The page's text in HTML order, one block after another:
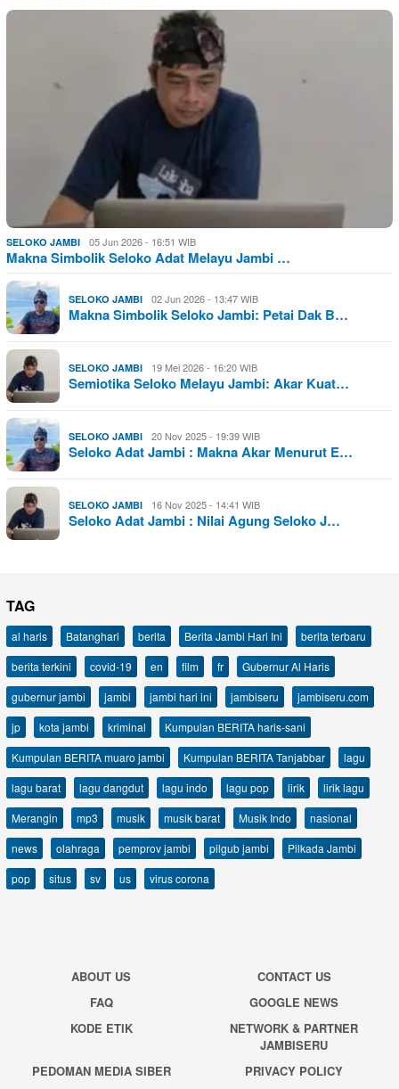
SELOKO JAMBI 05 Jun 2026 - 16:51 WIB
Makna Simbolik Seloko Adat Melayu Jambi …
SELOKO JAMBI 02 Jun 2026 - 13:47 WIB
Makna Simbolik Seloko Jambi: Petai Dak B…
SELOKO JAMBI 19 Mei 2026 - 16:20 WIB
Semiotika Seloko Melayu Jambi: Akar Kuat…
SELOKO JAMBI 20 Nov 2025 - 19:39 WIB
Seloko Adat Jambi : Makna Akar Menurut E…
SELOKO JAMBI 16 Nov 2025 - 14:41 WIB
Seloko Adat Jambi : Nilai Agung Seloko J…
TAG
al haris Batanghari berita Berita Jambi Hari Ini
berita terbaru
berita terkini
covid-19 en film fr
Gubernur Al Haris
gubernur jambi
jambi jambi hari ini jambiseru
jambiseru.com
jp
kota jambi kriminal
Kumpulan BERITA haris-sani
Kumpulan BERITA muaro jambi
Kumpulan BERITA Tanjabbar
lagu
lagu barat
lagu dangdut lagu indo lagu pop lirik
lirik lagu
Merangin
mp3 musik musik barat Musik Indo
nasional
news
olahraga pemprov jambi pilgub jambi
Pilkada Jambi
pop
situs sv us virus corona
ABOUT US
CONTACT US
FAQ
GOOGLE NEWS
KODE ETIK
NETWORK & PARTNER
JAMBISERU
PEDOMAN MEDIA SIBER
PRIVACY POLICY